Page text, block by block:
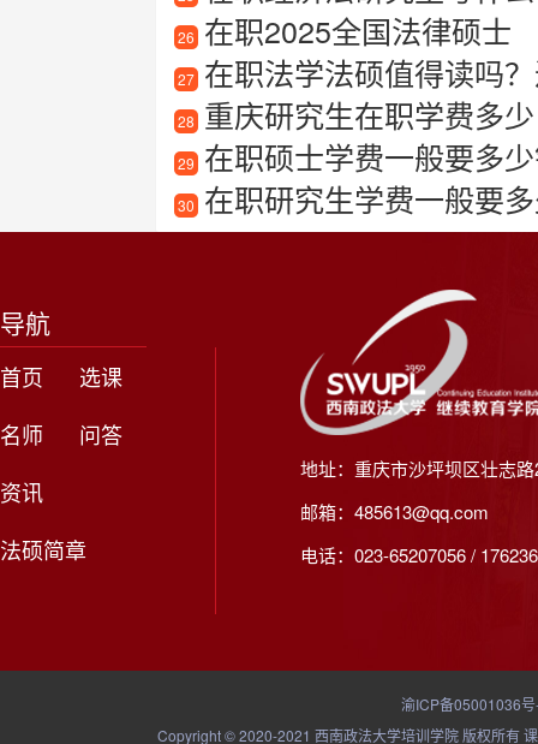
26 在职2025全国法律硕士
27 在职法学法硕值得读吗？过
28 重庆研究生在职学费多少
29 在职硕士学费一般要多
30 在职研究生学费一般要
导航
首页
选课
名师
问答
资讯
法硕简章
地址：重庆市沙坪坝区壮志
邮箱：485613@qq.com
电话：023-65207056 /
渝ICP备05001036
Copyright © 2020-2021 西南政法大学培训学院 版权所有